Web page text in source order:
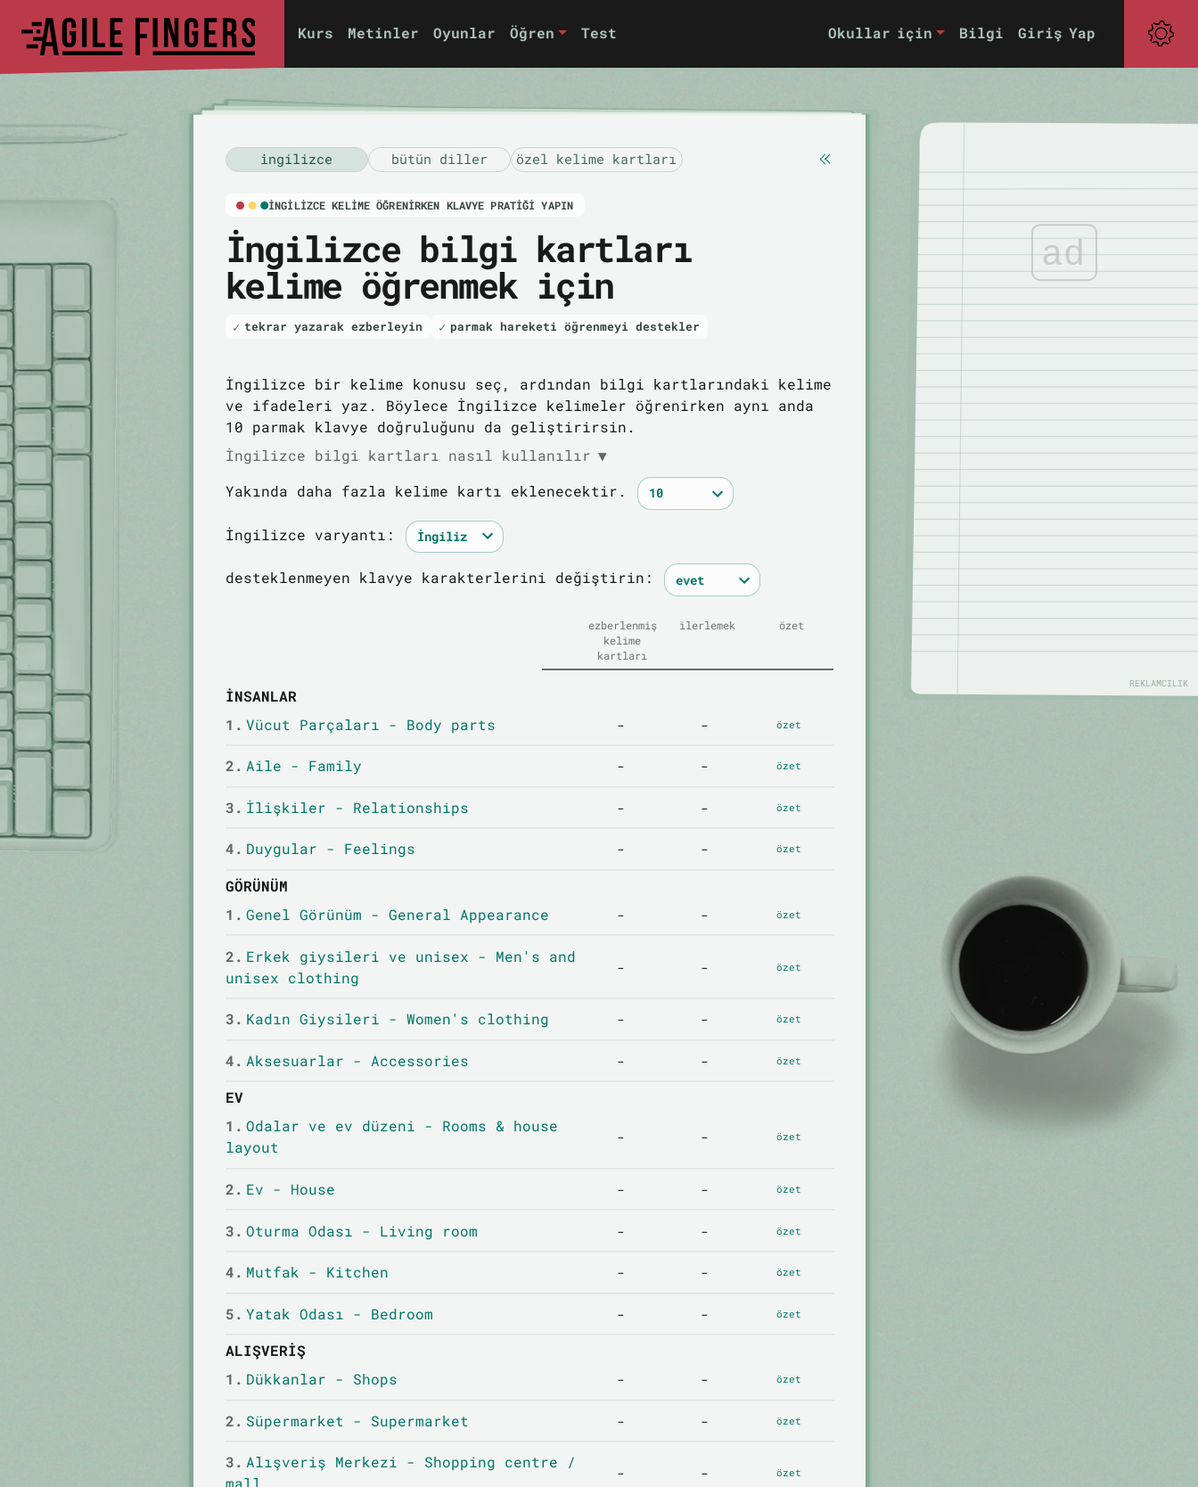
Kurs Metinler Oyunlar Öğren Test Okullar için Bilgi Giriş Yap
i̇ngilizce bütün diller özel kelime kartları
İNGILIZCE KELIME ÖĞRENIRKEN KLAVYE PRATIĞI YAPIN
İngilizce bilgi kartları
kelime öğrenmek için
tekrar yazarak ezberleyin parmak hareketi öğrenmeyi destekler
İngilizce bir kelime konusu seç, ardından bilgi kartlarındaki kelime
ve ifadeleri yaz. Böylece İngilizce kelimeler öğrenirken aynı anda
10 parmak klavye doğruluğunu da geliştirirsin.
İngilizce bilgi kartları nasıl kullanılır ▼
Yakında daha fazla kelime kartı eklenecektir.
İngilizce varyantı:
desteklenmeyen klavye karakterlerini değiştirin:
ezberlenmiş
kelime
kartları
ilerlemek özet
İNSANLAR
1. Vücut Parçaları - Body parts - - özet
2. Aile - Family - - özet
3. İlişkiler - Relationships - - özet
4. Duygular - Feelings - - özet
GÖRÜNÜM
1. Genel Görünüm - General Appearance - - özet
2. Erkek giysileri ve unisex - Men's and
unisex clothing
- - özet
3. Kadın Giysileri - Women's clothing - - özet
4. Aksesuarlar - Accessories - - özet
EV
1. Odalar ve ev düzeni - Rooms & house
layout
- - özet
2. Ev - House - - özet
3. Oturma Odası - Living room - - özet
4. Mutfak - Kitchen - - özet
5. Yatak Odası - Bedroom - - özet
ALIŞVERIŞ
1. Dükkanlar - Shops - - özet
2. Süpermarket - Supermarket - - özet
3. Alışveriş Merkezi - Shopping centre /
- - özet
ad
REKLAMCILIK